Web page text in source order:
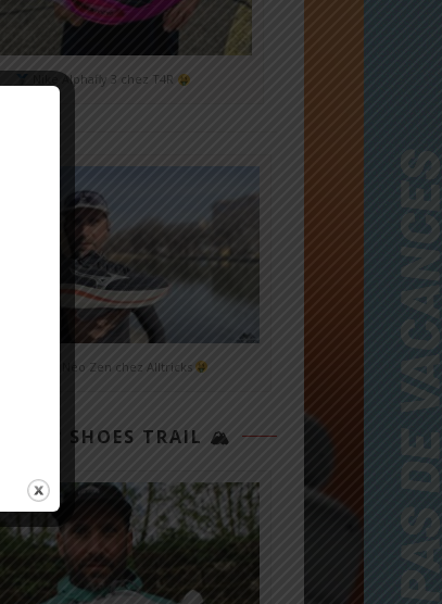
Nike Alphafly 3 chez T4R
Mizuno Neo Zen chez Alltricks
TOP 3 SHOES TRAIL 🏔